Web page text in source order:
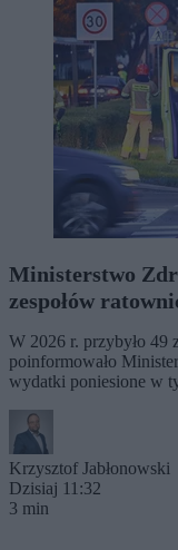
Ministerstwo
zespołów
W 2026 r. przybyło 49
poinformowało
wydatki poniesione w
Krzysztof Jabłonowski
Dzisiaj 11:32
3 min